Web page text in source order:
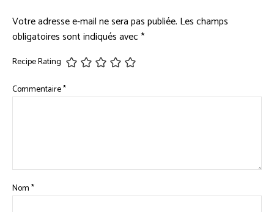
Votre adresse e-mail ne sera pas publiée. Les champs
obligatoires sont indiqués avec*
Recipe Rating
Commentaire*
Nom*